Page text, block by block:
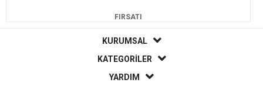
FIRSATI
KURUMSAL
KATEGORİLER
YARDIM